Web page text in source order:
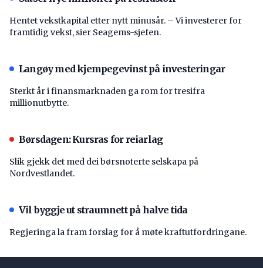
Hentet vekstkapital etter nytt minusår. – Vi investerer for
framtidig vekst, sier Seagems-sjefen.
Langøy med kjempegevinst på investeringar
Sterkt år i finansmarknaden ga rom for tresifra
millionutbytte.
Børsdagen: Kursras for reiarlag
Slik gjekk det med dei børsnoterte selskapa på
Nordvestlandet.
Vil byggje ut straumnett på halve tida
Regjeringa la fram forslag for å møte kraftutfordringane.